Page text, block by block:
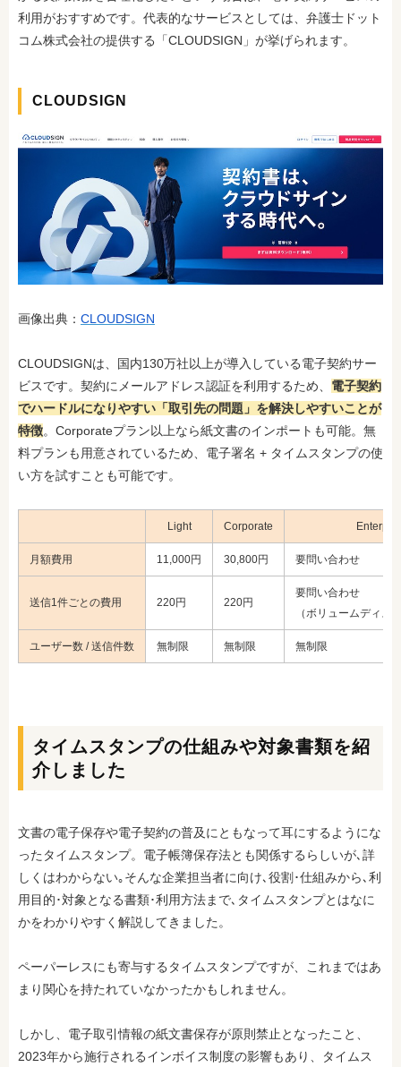
利用がおすすめです。代表的なサービスとしては、弁護士ドット
コム株式会社の提供する「CLOUDSIGN」が挙げられます。
CLOUDSIGN
画像出典： CLOUDSIGN
CLOUDSIGNは、国内130万社以上が導入している電子契約サー
ビスです。契約にメールアドレス認証を利用するため、 電子契約
でハードルになりやすい「取引先の問題」を解決しやすいことが
特徴。Corporateプラン以上なら紙文書のインポートも可能。無
料プランも用意されているため、電子署名 + タイムスタンプの使
い方を試すことも可能です。
Light Corporate
月額費用 11,000円 30,800円 要問い合わせ
送信1件ごとの費用 220円 220円
要問い合わせ
（ボリュームディス
ユーザー数 / 送信件数 無制限 無制限 無制限
タイムスタンプの仕組みや対象書類を紹
介しました
文書の電子保存や電子契約の普及にともなって耳にするようにな
ったタイムスタンプ。電子帳簿保存法とも関係するらしいが､詳
しくはわからない｡そんな企業担当者に向け､役割･仕組みから､利
用目的･対象となる書類･利用方法まで､タイムスタンプとはなに
かをわかりやすく解説してきました。
ペーパーレスにも寄与するタイムスタンプですが、これまではあ
まり関心を持たれていなかったかもしれません。
しかし、電子取引情報の紙文書保存が原則禁止となったこと、
2023年から施行されるインボイス制度の影響もあり、タイムス